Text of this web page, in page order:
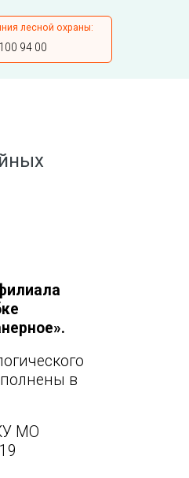
лесной охраны:
94 00
в
МО